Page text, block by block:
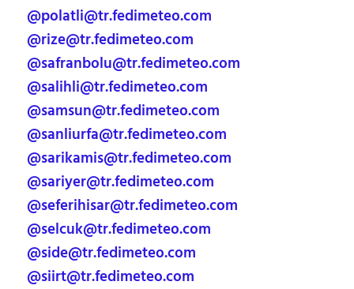
@polatli@tr.fedimeteo.com
@rize@tr.fedimeteo.com
@safranbolu@tr.fedimeteo.com
@salihli@tr.fedimeteo.com
@samsun@tr.fedimeteo.com
@sanliurfa@tr.fedimeteo.com
@sarikamis@tr.fedimeteo.com
@sariyer@tr.fedimeteo.com
@seferihisar@tr.fedimeteo.com
@selcuk@tr.fedimeteo.com
@side@tr.fedimeteo.com
@siirt@tr.fedimeteo.com